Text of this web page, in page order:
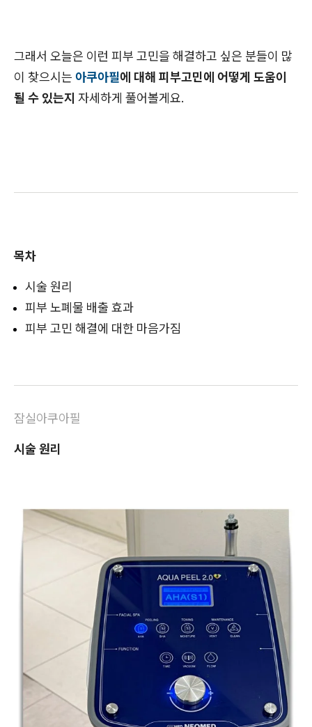
그래서 오늘은 이런 피부 고민을 해결하고 싶은 분들이 많
이 찾으시는 아쿠아필에 대해 피부고민에 어떻게 도움이
될 수 있는지 자세하게 풀어볼게요.
목차
시술 원리
피부 노폐물 배출 효과
피부 고민 해결에 대한 마음가짐
잠실아쿠아필
시술 원리